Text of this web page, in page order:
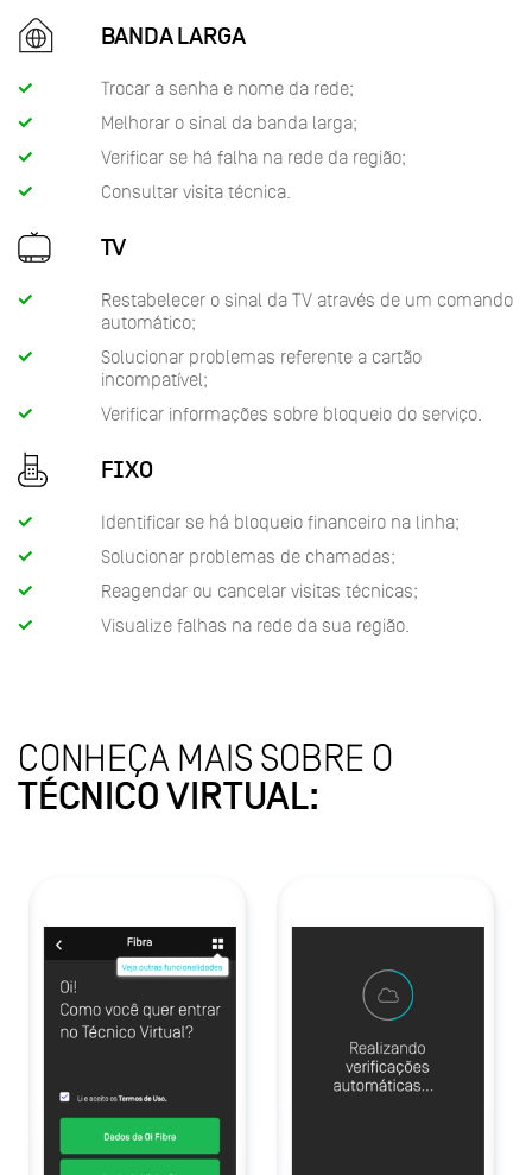
BANDA LARGA
Trocar a senha e nome da rede;
Melhorar o sinal da banda larga;
Verificar se há falha na rede da região;
Consultar visita técnica.
TV
Restabelecer o sinal da TV através de um comando
automático;
Solucionar problemas referente a cartão
incompatível;
Verificar informações sobre bloqueio do serviço.
FIXO
Identificar se há bloqueio financeiro na linha;
Solucionar problemas de chamadas;
Reagendar ou cancelar visitas técnicas;
Visualize falhas na rede da sua região.
CONHEÇA MAIS SOBRE O
TÉCNICO VIRTUAL: